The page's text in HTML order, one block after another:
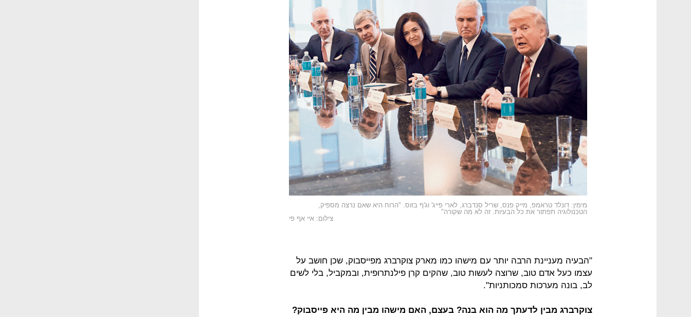
מימין: דונלד טראמפ, מייק פנס, שריל סנדברג, לארי פייג' וג'ף בזוס. "הרוח היא שאם נרצה מספיק,
הטכנולוגיה תפתור את כל הבעיות. זה לא מה שקורה"
צילום: איי אף פי
"הבעיה מעניינת הרבה יותר עם מישהו כמו מארק צוקרברג מפייסבוק, שכן חושב על
עצמו כעל אדם טוב, שרוצה לעשות טוב, שהקים קרן פילנתרופית, ובמקביל, בלי לשים
לב, בונה מערכות סמכותניות".
צוקרברג מבין לדעתך מה הוא בנה? בעצם, האם מישהו מבין מה היא פייסבוק?